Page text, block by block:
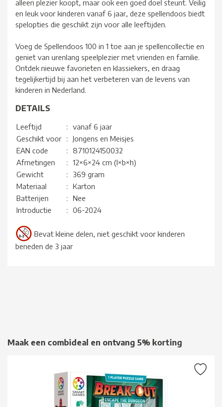
alleen plezier koopt, maar ook een goed doel steunt. Veilig
en leuk voor kinderen vanaf 6 jaar, deze spellendoos biedt
spelopties die geschikt zijn voor alle leeftijden.
Voeg de Spellendoos 100 in 1 toe aan je spellencollectie en
geniet van urenlang speelplezier met vrienden en familie.
Ontdek nieuwe favorieten en klassiekers, en draag
tegelijkertijd bij aan het verbeteren van de levens van
kinderen in Nederland.
DETAILS
Leeftijd :
vanaf 6 jaar
Geschikt voor
:
Jongens en Meisjes
EAN code
:
8710124150032
Afmetingen
:
12×6×24 cm (l×b×h)
Gewicht
:
369 gram
Materiaal
:
Karton
Batterijen
:
Nee
Introductie
: 06-2024
Bevat kleine delen, niet geschikt voor kinderen
beneden de 3 jaar
Maak een combideal en ontvang 5% korting